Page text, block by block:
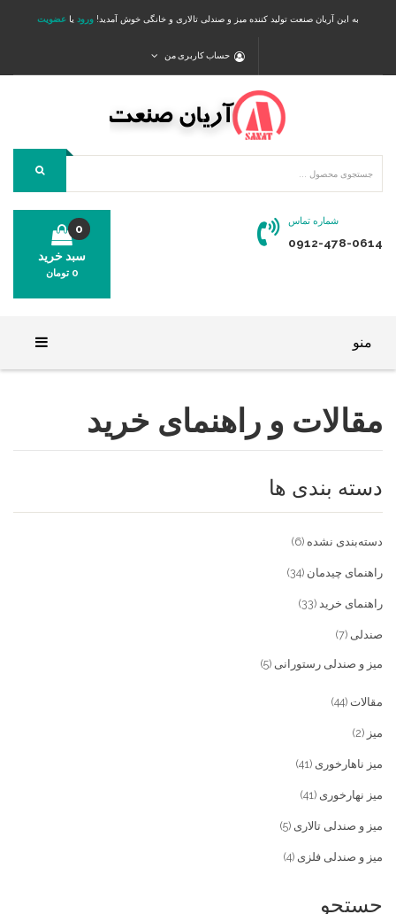
به این آریان صنعت تولید کننده میز و صندلی تالاری و خانگی خوش آمدید! ورود یا عضویت
حساب کاربری من
شماره تماس
0912-478-0614
سبد خرید
0
0 تومان
منو
فروشگاه
میز و صندلی خانگی
تماس با ما
خدمات
تماس با ما
سوالات متداول
پیش پرداخت
مقالات و راهنمای خرید
دسته بندی ها
دسته‌بندی نشده (6)
راهنمای چیدمان (34)
راهنمای خرید (33)
صندلی (7)
میز و صندلی رستورانی (5)
مقالات (44)
میز (2)
میز ناهارخوری (41)
میز نهارخوری (41)
میز و صندلی تالاری (5)
میز و صندلی فلزی (4)
جستجو